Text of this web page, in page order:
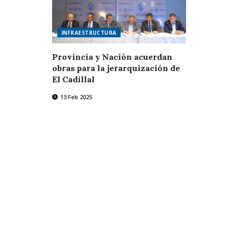
INFRAESTRUCTURA
Provincia y Nación acuerdan
obras para la jerarquización de
El Cadillal
13 Feb 2025